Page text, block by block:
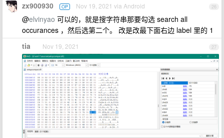
26
zx900930 OP Nov 19, 2021 via Android
@elvinyao 可以的，就是搜字符串那要勾选 search all
occurances ，然后选第二个。 改是改最下面右边 label 里的 1
27
tia Nov 19, 2021